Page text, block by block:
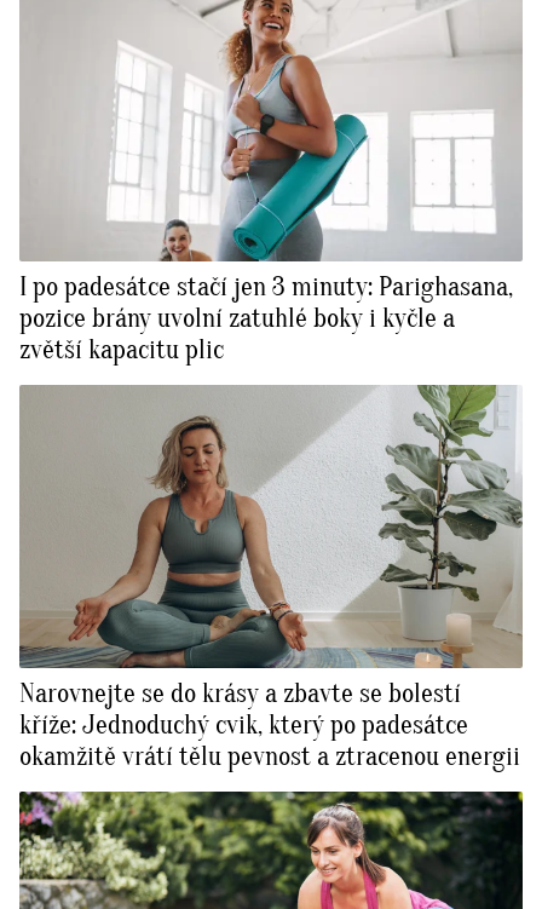
I po padesátce stačí jen 3 minuty: Parighasana,
pozice brány uvolní zatuhlé boky i kyčle a
zvětší kapacitu plic
Narovnejte se do krásy a zbavte se bolestí
kříže: Jednoduchý cvik, který po padesátce
okamžitě vrátí tělu pevnost a ztracenou energii